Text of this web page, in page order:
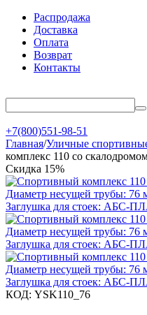
Распродажа
Доставка
Оплата
Возврат
Контакты
+7(800)551-98-51
Главная/Уличные
комплекс 110 со
Скидка 15%
КОД: YSK110_76